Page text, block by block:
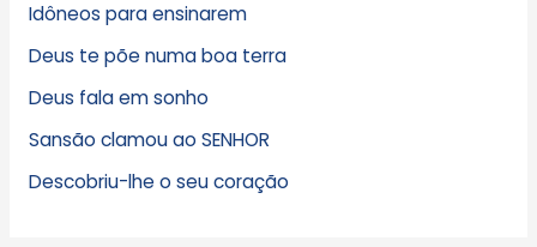
Idôneos para ensinarem
Deus te põe numa boa terra
Deus fala em sonho
Sansão clamou ao SENHOR
Descobriu-lhe o seu coração